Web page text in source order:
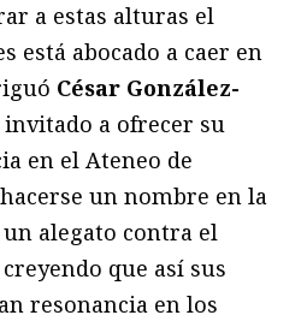
a estas alturas el
está abocado a caer en
César González-
invitado a ofrecer su
en el Ateneo de
un nombre en la
alegato contra el
que así sus
resonancia en los